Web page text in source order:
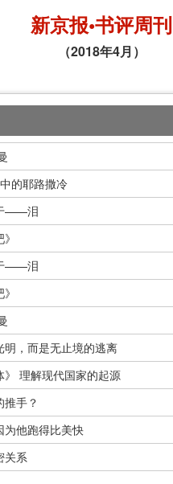
新京报•书评周刊
（2018年4月）
的耶路撒冷
——泪
——泪
明，而是无止境的逃离
》 理解现代国家的起源
手？
为他跑得比美快
关系